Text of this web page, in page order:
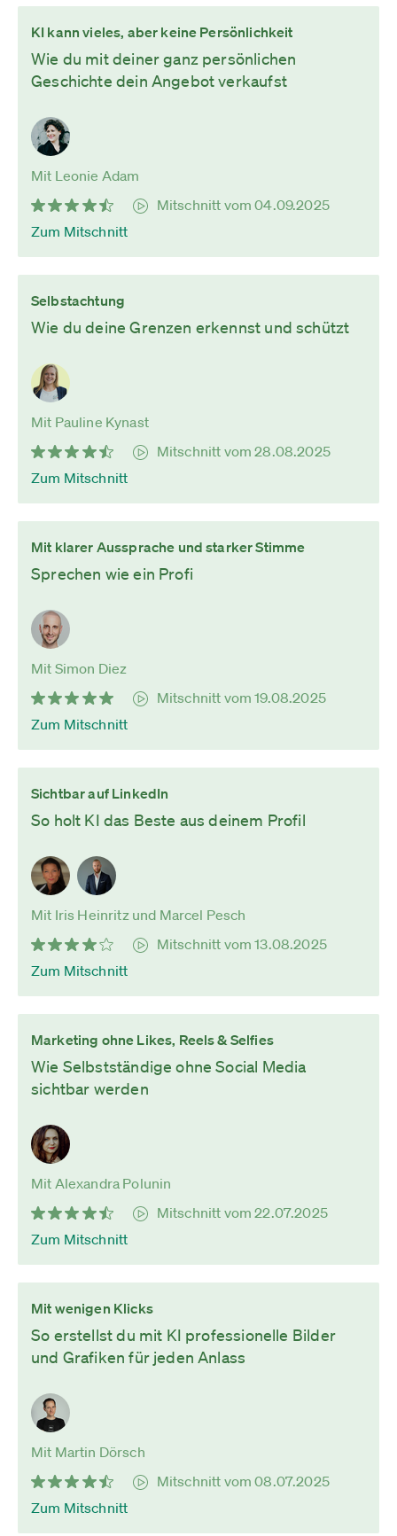
KI kann vieles, aber keine Persönlichkeit
Wie du mit deiner ganz persönlichen
Geschichte dein Angebot verkaufst
Mit Leonie Adam
Mitschnitt vom 04.09.2025
Zum Mitschnitt
Selbstachtung
Wie du deine Grenzen erkennst und schützt
Mit Pauline Kynast
Mitschnitt vom 28.08.2025
Zum Mitschnitt
Mit klarer Aussprache und starker Stimme
Sprechen wie ein Profi
Mit Simon Diez
Mitschnitt vom 19.08.2025
Zum Mitschnitt
Sichtbar auf LinkedIn
So holt KI das Beste aus deinem Profil
Mit Iris Heinritz und Marcel Pesch
Mitschnitt vom 13.08.2025
Zum Mitschnitt
Marketing ohne Likes, Reels & Selfies
Wie Selbstständige ohne Social Media
sichtbar werden
Mit Alexandra Polunin
Mitschnitt vom 22.07.2025
Zum Mitschnitt
Mit wenigen Klicks
So erstellst du mit KI professionelle Bilder
und Grafiken für jeden Anlass
Mit Martin Dörsch
Mitschnitt vom 08.07.2025
Zum Mitschnitt